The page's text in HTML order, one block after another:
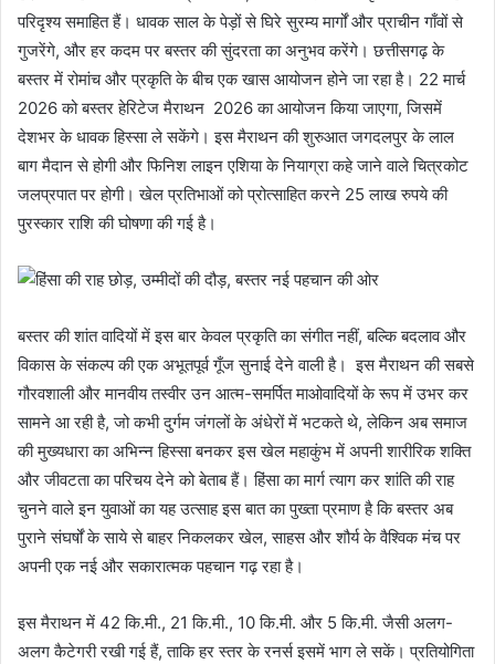
परिदृश्य समाहित हैं। धावक साल के पेड़ों से घिरे सुरम्य मार्गों और प्राचीन गाँवों से
गुजरेंगे, और हर कदम पर बस्तर की सुंदरता का अनुभव करेंगे। छत्तीसगढ़ के
बस्तर में रोमांच और प्रकृति के बीच एक खास आयोजन होने जा रहा है। 22 मार्च
2026 को बस्तर हेरिटेज मैराथन 2026 का आयोजन किया जाएगा, जिसमें
देशभर के धावक हिस्सा ले सकेंगे। इस मैराथन की शुरुआत जगदलपुर के लाल
बाग मैदान से होगी और फिनिश लाइन एशिया के नियाग्रा कहे जाने वाले चित्रकोट
जलप्रपात पर होगी। खेल प्रतिभाओं को प्रोत्साहित करने 25 लाख रुपये की
पुरस्कार राशि की घोषणा की गई है।
बस्तर की शांत वादियों में इस बार केवल प्रकृति का संगीत नहीं, बल्कि बदलाव और
विकास के संकल्प की एक अभूतपूर्व गूँज सुनाई देने वाली है। इस मैराथन की सबसे
गौरवशाली और मानवीय तस्वीर उन आत्म-समर्पित माओवादियों के रूप में उभर कर
सामने आ रही है, जो कभी दुर्गम जंगलों के अंधेरों में भटकते थे, लेकिन अब समाज
की मुख्यधारा का अभिन्न हिस्सा बनकर इस खेल महाकुंभ में अपनी शारीरिक शक्ति
और जीवटता का परिचय देने को बेताब हैं। हिंसा का मार्ग त्याग कर शांति की राह
चुनने वाले इन युवाओं का यह उत्साह इस बात का पुख्ता प्रमाण है कि बस्तर अब
पुराने संघर्षों के साये से बाहर निकलकर खेल, साहस और शौर्य के वैश्विक मंच पर
अपनी एक नई और सकारात्मक पहचान गढ़ रहा है।
इस मैराथन में 42 कि.मी., 21 कि.मी., 10 कि.मी. और 5 कि.मी. जैसी अलग-
अलग कैटेगरी रखी गई हैं, ताकि हर स्तर के रनर्स इसमें भाग ले सकें। प्रतियोगिता